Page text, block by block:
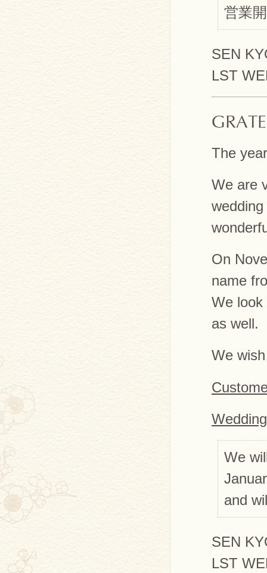
営業
SEN
LST
The
We are
On
name
We look
as well.
We
We
and
SEN
LST